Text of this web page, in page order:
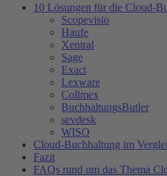
10 Lösungen für die Cloud-
Scopevisio
Haufe
Xentral
Sage
Exact
Lexware
Collmex
BuchhaltungsButler
sevdesk
WISO
Cloud-Buchhaltung im
Fazit
FAQs rund um das Thema